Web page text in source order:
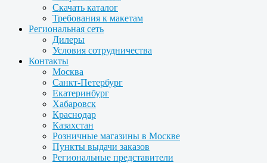
Скачать каталог
Требования к макетам
Региональная сеть
Дилеры
Условия сотрудничества
Контакты
Москва
Санкт-Петербург
Екатеринбург
Хабаровск
Краснодар
Казахстан
Розничные магазины в Москве
Пункты выдачи заказов
Региональные представители